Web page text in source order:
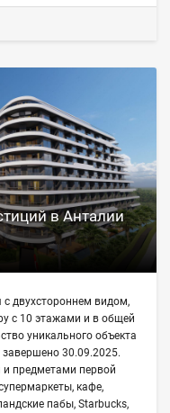
в Анталии
c двухстороннем видом,
с 10 этажами и в общей
уникального объекта
завершено 30.09.2025.
предметами первой
кафе,
пабы, Starbucks,